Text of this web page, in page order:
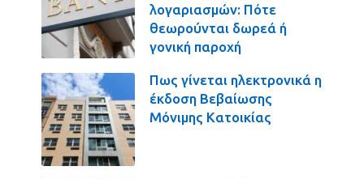
λογαριασμών: Πότε
θεωρούνται δωρεά ή
γονική παροχή
Πως γίνεται ηλεκτρονικά η
έκδοση Βεβαίωσης
Μόνιμης Κατοικίας